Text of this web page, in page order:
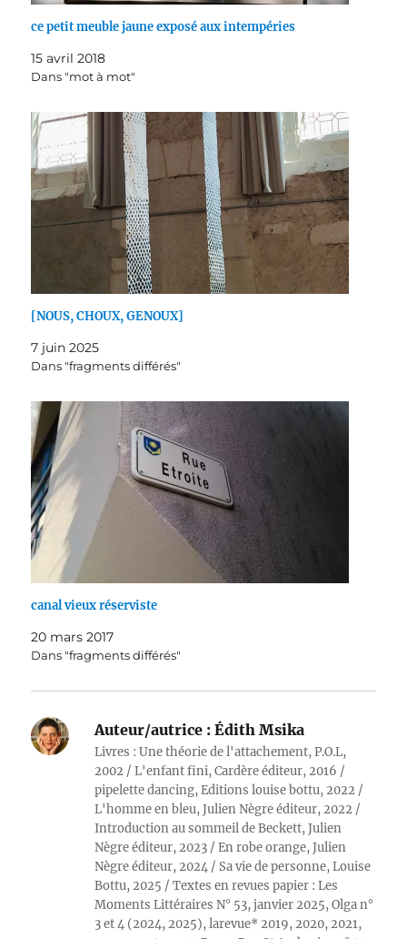
ce petit meuble jaune exposé aux intempéries
15 avril 2018
Dans "mot à mot"
[NOUS, CHOUX, GENOUX]
7 juin 2025
Dans "fragments différés"
canal vieux réserviste
20 mars 2017
Dans "fragments différés"
Auteur/autrice : Édith Msika
Livres : Une théorie de l'attachement, P.O.L,
2002 / L'enfant fini, Cardère éditeur, 2016 /
pipelette dancing, Editions louise bottu, 2022 /
L'homme en bleu, Julien Nègre éditeur, 2022 /
Introduction au sommeil de Beckett, Julien
Nègre éditeur, 2023 / En robe orange, Julien
Nègre éditeur, 2024 / Sa vie de personne, Louise
Bottu, 2025 / Textes en revues papier : Les
Moments Littéraires N° 53, janvier 2025, Olga n°
3 et 4 (2024, 2025), larevue* 2019, 2020, 2021,